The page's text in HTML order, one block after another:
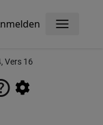
Menü
Vers 16